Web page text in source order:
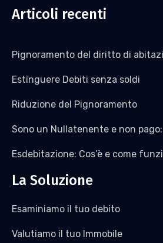
Articoli recenti
Pignoramento del diritto di
Estinguere Debiti senza soldi
Riduzione del Pignoramento
Sono un Nullatenente e non
Esdebitazione: Cos’è e come
La Soluzione
Esaminiamo il tuo debito
Valutiamo il tuo Immobile